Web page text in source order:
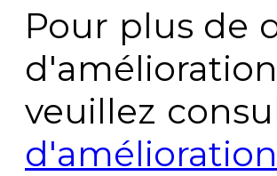
Pour plus de
veuillez